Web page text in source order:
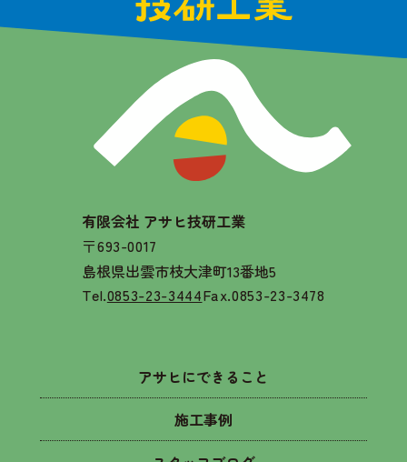
有限会社 アサヒ技研工業
〒693-0017
島根県出雲市枝大津町13番地5
Tel.0853-23-3444Fax.0853-23-3478
アサヒにできること
施工事例